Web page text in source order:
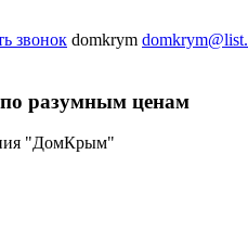
звонок domkrym
разумным ценам
"ДомКрым"